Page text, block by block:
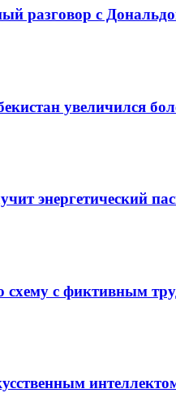
разговор с
увеличился
энергетический
с фиктивным